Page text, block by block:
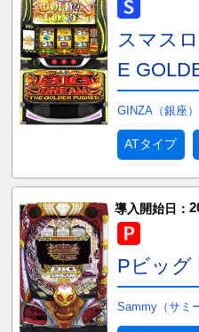
スマス
E
GINZA（銀座）
ATタイプ
導入開始日：
Pビッグ
Sammy（サミ